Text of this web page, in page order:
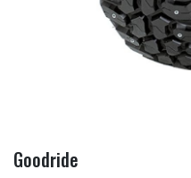
Goodride